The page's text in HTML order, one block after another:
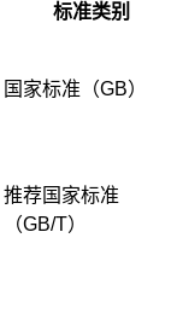
标准类别
国家标准（GB）
推荐国家标准
（GB/T）